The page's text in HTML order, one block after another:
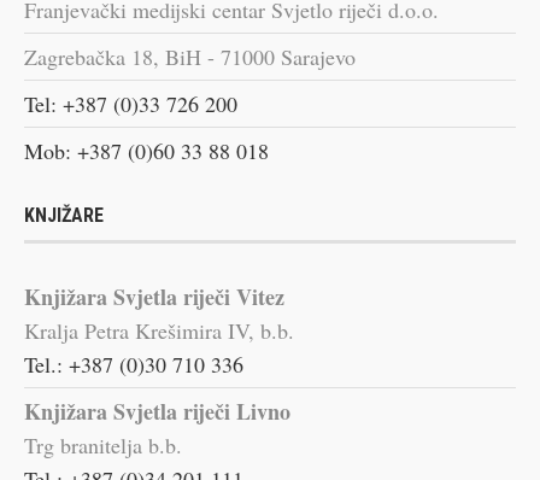
Franjevački medijski centar Svjetlo riječi d.o.o.
Zagrebačka 18, BiH - 71000 Sarajevo
Tel: +387 (0)33 726 200
Mob: +387 (0)60 33 88 018
KNJIŽARE
Knjižara Svjetla riječi Vitez
Kralja Petra Krešimira IV, b.b.
Tel.: +387 (0)30 710 336
Knjižara Svjetla riječi Livno
Trg branitelja b.b.